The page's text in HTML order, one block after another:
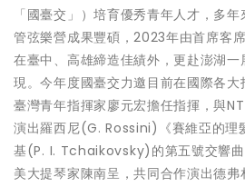
「國臺交」）培育優秀青年人才，多
管弦樂營成果豐碩，2023年由首席客
在臺中、高雄締造佳績外，更赴澎湖
現。今年度國臺交力邀目前在國際各
臺灣青年指揮家廖元宏擔任指揮，與
演出羅西尼(G. Rossini)《賽維亞的理
基(P. I. Tchaikovsky)的第五號交響曲
美大提琴家陳南呈，共同合作演出德